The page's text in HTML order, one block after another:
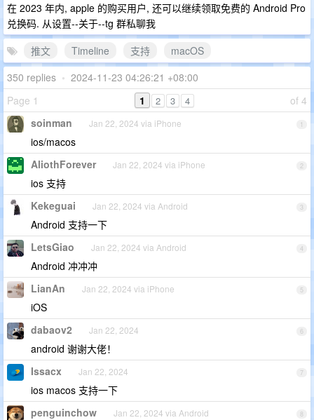
在 2023 年内, apple 的购买用户, 还可以继续领取免费的 Android Pro
兑换码. 从设置--关于--tg 群私聊我
推文
Timeline 支持
macOS
350 replies • 2024-11-23 04:26:21 +08:00
Page 1
of 4
1 2 3 4
1
soinman Jan 22, 2024 via iPhone
ios/macos
2
AliothForever Jan 22, 2024 via iPhone
ios 支持
3
Kekeguai Jan 22, 2024 via Android
Android 支持一下
4
LetsGiao Jan 22, 2024 via Android
Android 冲冲冲
5
LianAn Jan 22, 2024 via iPhone
iOS
6
dabaov2 Jan 22, 2024
android 谢谢大佬！
7
Issacx Jan 22, 2024
ios macos 支持一下
8
penguinchow Jan 22, 2024 via Android